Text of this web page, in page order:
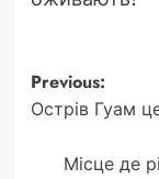
Post
Previous:
Острів Гуам
Місце де